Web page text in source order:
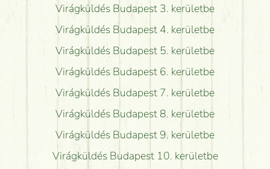
Virágküldés Budapest 3. kerületbe
Virágküldés Budapest 4. kerületbe
Virágküldés Budapest 5. kerületbe
Virágküldés Budapest 6. kerületbe
Virágküldés Budapest 7. kerületbe
Virágküldés Budapest 8. kerületbe
Virágküldés Budapest 9. kerületbe
Virágküldés Budapest 10. kerületbe